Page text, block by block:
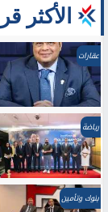
الأكثر
عقارات
رياضة
بنوك وتأمين